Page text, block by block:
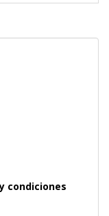
condiciones